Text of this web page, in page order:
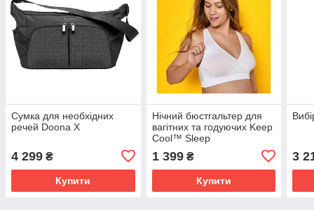
Сумка для необхідних
речей Doona X
4 299 ₴
Купити
Нічний бюстгальтер для
вагітних та годуючих Keep
Cool™ Sleep
1 399₴
Купити
3